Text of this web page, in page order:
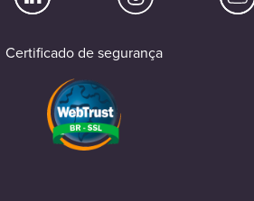
Certificado de segurança